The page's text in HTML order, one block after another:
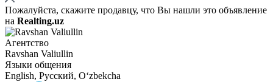
Пожалуйста, скажите продавцу, что Вы нашли это объявление
на Realting.uz
Агентство
Ravshan Valiullin
Языки общения
English, Русский, Oʻzbekcha